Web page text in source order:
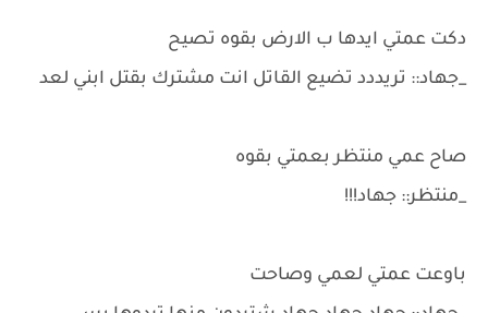
دكت عمتي ايدها ب الارض بقوه تصيح
_جهاد:: تريددد تضيع القاتل انت مشترك بقتل ابني لعد
صاح عمي منتظر بعمتي بقوه
_منتظر:: جهاد!!!
باوعت عمتي لعمي وصاحت